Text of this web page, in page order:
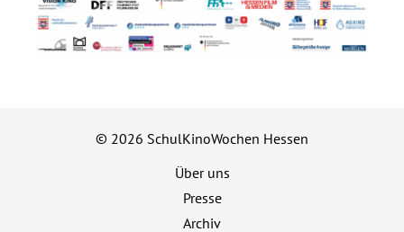
© 2026 SchulKinoWochen Hessen
Über uns
Presse
Archiv